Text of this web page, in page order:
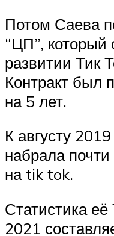
Потом Саева
“ЦП”, который
развитии Тик
Контракт был
на 5 лет.
К августу
набрала
на tik tok.
Статистика
2021